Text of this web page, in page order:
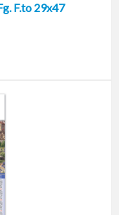
F.to 29x47